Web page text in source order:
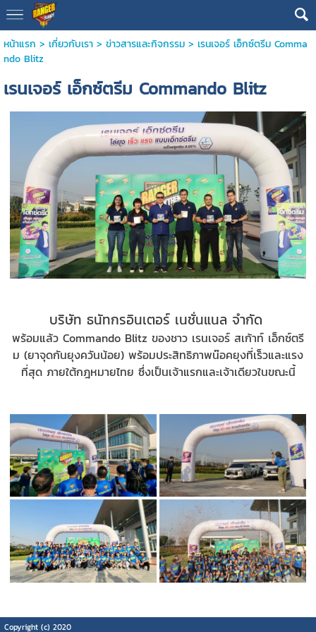
หน้าแรก > เกี่ยวกับเรา> ข่าวสารและกิจกรรม> เรนเจอร์ เอ็กซ์ตรีม Comma
ndo Blitz
เรนเจอร์ เอ็กซ์ตรีม Commando Blitz
บริษัท ธนัทกรอินเตอร์ เนชั่นแนล จำกัด
พร้อมแล้ว Commando Blitz ของชาว เรนเจอร์ สเก้าท์ เอ็กซ์ตรี
ม (ยาจุดกันยุงควันน้อย) พร้อมประสิทธิภาพน๊อคยุงที่เร็วและแรง
ที่สุด ภายใต้กฎหมายไทย ซึ่งเป็นเจ้าแรกและเจ้าเดียวในขณะนี้
Copyright (c) 2020